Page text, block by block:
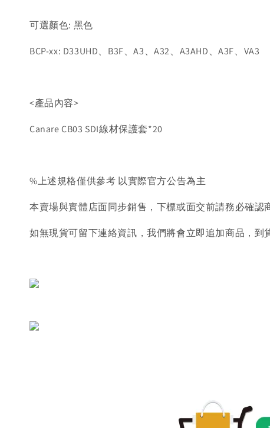
可選顏色: 黑色
BCP-xx: D33UHD、B3F、A3、A32、A3AHD、A3F、VA3
<產品內容>
Canare CB03 SDI線材保護套*20
%上述規格僅供參考 以實際官方公告為主
本賣場與實體店面同步銷售，下標或面交前請務必確認
如無現貨可留下連絡資訊，我們將會立即追加商品，到